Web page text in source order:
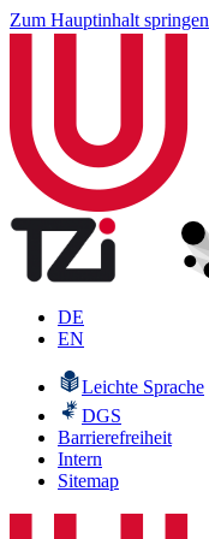
Zum Hauptinhalt springen
DE
EN
Leichte Sprache
DGS
Barrierefreiheit
Intern
Sitemap